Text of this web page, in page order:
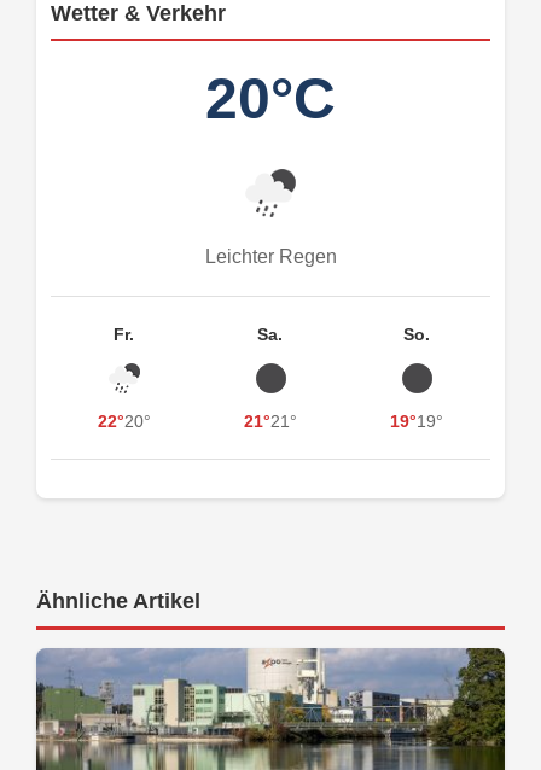
Wetter & Verkehr
20°C
Leichter Regen
Fr.
22°20°
Sa.
21°21°
So.
19°19°
Ähnliche Artikel